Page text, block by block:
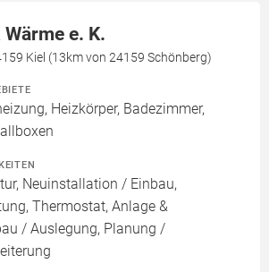
e. K.
Kiel (13km von 24159 Schönberg)
Heizkörper, Badezimmer,
Neuinstallation / Einbau,
Thermostat, Anlage &
/ Auslegung, Planung /